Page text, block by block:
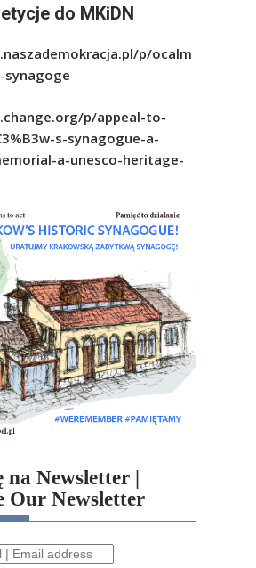
do MKiDN
p/ocalm
synagoge
p/appeal-to-
s-synagogue-a-
a-unesco-heritage-
na Newsletter |
Our Newsletter